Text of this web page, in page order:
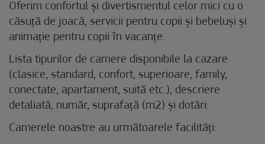
Oferim confortul și divertismentul celor mici cu o
căsuță de joacă, servicii pentru copii și bebeluși și
animație pentru copii în vacanțe.
Lista tipurilor de camere disponibile la cazare
(clasice, standard, confort, superioare, family,
conectate, apartament, suită etc.), descriere
detaliată, număr, suprafață (m2) și dotări:
Camerele noastre au următoarele facilități: